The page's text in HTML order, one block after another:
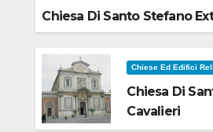
Chiesa Di Santo Stefano
Chiese Ed Edifici
Chiesa Di
Cavalieri